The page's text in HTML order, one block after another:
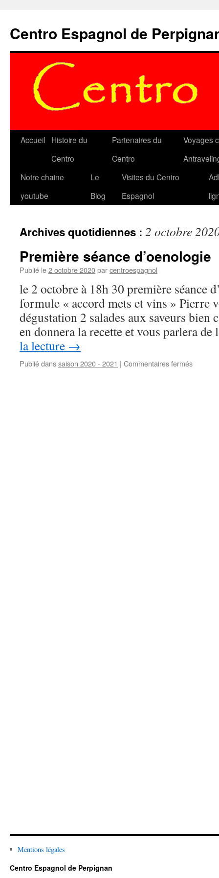
contenu
Centro Espagnol de
Accueil
Histoire du
Centro
Partenaires du
Centro
Voyages
Notre chaine
youtube
Le
Blog
Visites du Centro
Espagnol
Archives quotidiennes : 2 octobre
Première séance d’oenologie
Publié le2 octobre 2020parcentroespagnol
le 2 octobre à 18h 30 première séance
formule « accord mets et vins » Pierre
dégustation 2 salades aux saveurs bien
en donnera la recette et vous parlera
la lecture →
Publié danssaison 2020 - 2021 | Commentaires fermés
Mentions légales
Centro Espagnol de Perpignan